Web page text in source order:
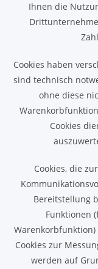
Ihnen die
Cookies haben
sind technisch
ohne diese
Cookies
Cookies, die
Bereitstellung
Funktionen
Cookies zur
werden auf